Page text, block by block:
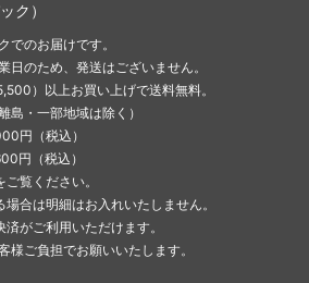
ク）
でのお届けです。
日のため、発送はございません。
）以上お買い上げで送料無料。
島・一部地域は除く）
（税込）
円（税込）
覧ください。
合は明細はお入れいたしません。
がご利用いただけます。
様ご負担でお願いいたします。